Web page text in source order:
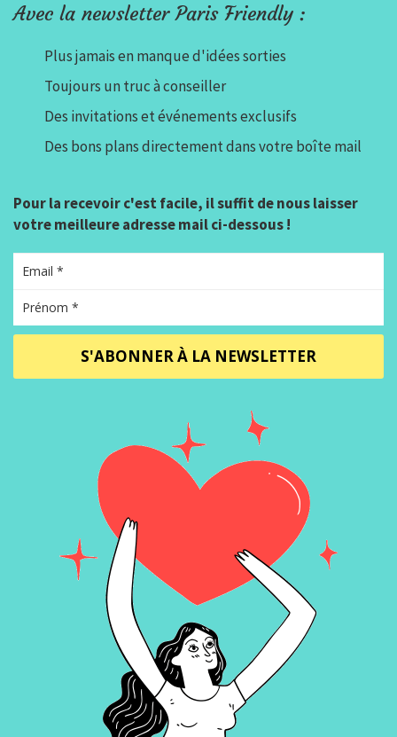
Avec la newsletter Paris Friendly :
Plus jamais en manque d'idées sorties
Toujours un truc à conseiller
Des invitations et événements exclusifs
Des bons plans directement dans votre boîte mail
Pour la recevoir c'est facile, il suffit de nous laisser
votre meilleure adresse mail ci-dessous !
S'ABONNER À LA NEWSLETTER